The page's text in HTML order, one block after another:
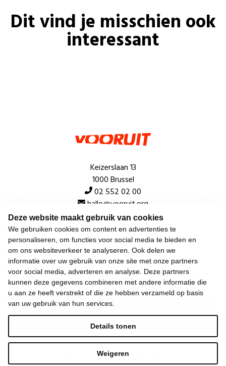
Deze website maakt gebruik van cookies
We gebruiken cookies om content en advertenties te
personaliseren, om functies voor social media te bieden en
om ons websiteverkeer te analyseren. Ook delen we
informatie over uw gebruik van onze site met onze partners
voor social media, adverteren en analyse. Deze partners
kunnen deze gegevens combineren met andere informatie die
u aan ze heeft verstrekt of die ze hebben verzameld op basis
van uw gebruik van hun services.
Weigeren
Details tonen
Dit vind je misschien ook
interessant
Keizerslaan 13
1000 Brussel
02 552 02 00
hallo@vooruit.org
Snel
Over de beweging
Algemeen
Laatste nieuws